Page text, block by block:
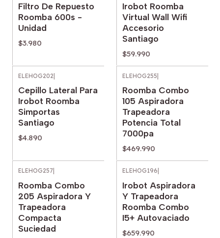
Filtro De Repuesto
Roomba 600s -
Unidad
$3.980
Irobot Roomba
Virtual Wall Wifi
Accesorio
Santiago
$59.990
ELEHOG202
Cepillo Lateral Para
Irobot Roomba
Simportas
Santiago
$4.890
ELEHOG255
Roomba Combo
105 Aspiradora
Trapeadora
Potencia Total
7000pa
$469.990
ELEHOG257
Roomba Combo
205 Aspiradora Y
Trapeadora
Compacta
Suciedad
ELEHOG196
Irobot Aspiradora
Y Trapeadora
Roomba Combo
I5+ Autovaciado
$659.990